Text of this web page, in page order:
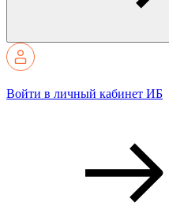
Войти в личный кабинет ИБ